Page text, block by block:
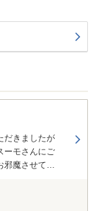
だきましたが
ーモさんにご
邪魔させてい
できまし
頼させてい